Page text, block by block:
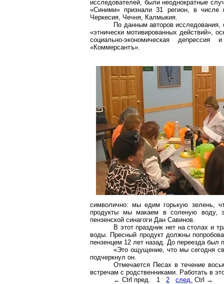
исследователей, были неоднократные
«Синими» признали 31 регион, в числе
Черкесия, Чечня, Калмыкия.
По данным авторов исследования,
«этнически мотивированных действий»,
социально-экономическая
«Коммерсантъ».
символично: мы едим горькую зелень,
продукты мы макаем в соленую воду,
пензенской синагоги Дан Савинов.
В этот праздник нет на столах и
воды. Пресный продукт должны
пензенцем 12 лет назад. До переезда был
«Это ощущение, что мы сегодня
подчеркнул он.
Отмечается Песах в течение
встречам с родственниками. Работать в
←Ctrl пред. 1 2 след. Ctrl →